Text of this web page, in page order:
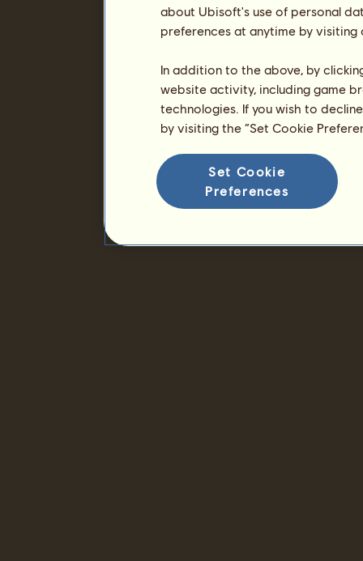
about Ubisoft's use of personal
preferences at anytime by
In addition to the above, by
website activity, including game
technologies. If you wish to
by visiting the “Set Cookie
Set Cookie
Preferences